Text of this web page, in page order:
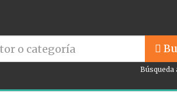
Búsqueda